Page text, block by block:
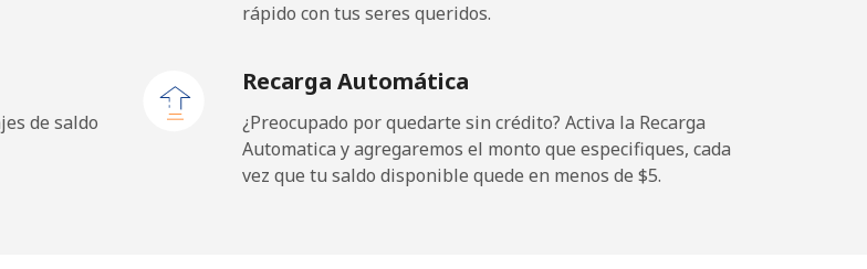
50 min por ⁦$10⁩ -
rápido con tus seres queridos.
de saldo
Recarga Automática
¿Preocupado por quedarte sin crédito? Activa la Recarga
Automatica y agregaremos el monto que especifiques, cada
vez que tu saldo disponible quede en menos de ⁦$5⁩.